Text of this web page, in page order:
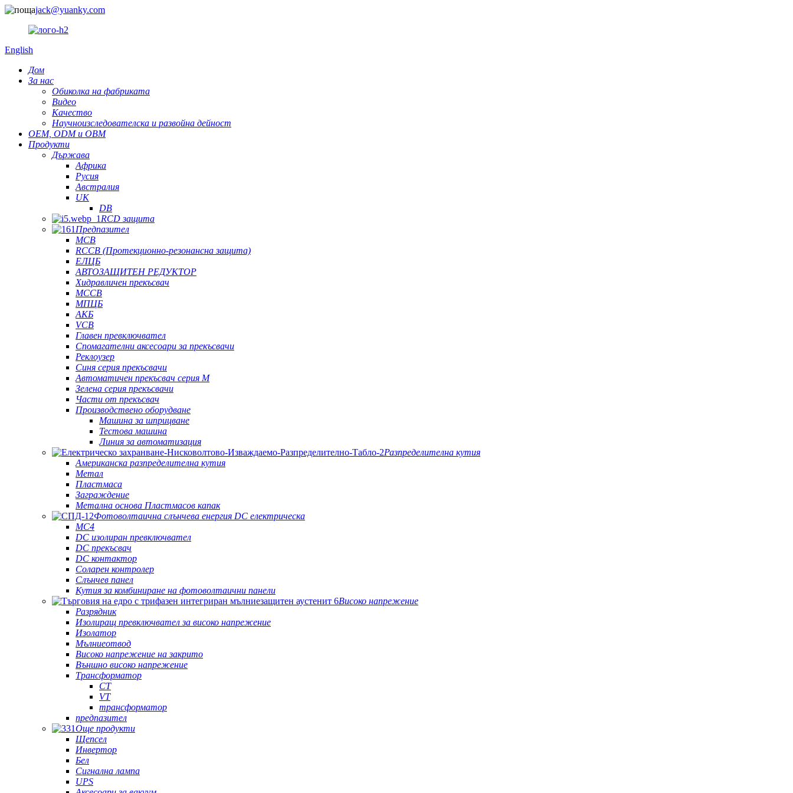
jack@yuanky.com
English
Дом
За нас
Обиколка на фабриката
Видео
Качество
Научноизследователска и развойна дейност
OEM, ODM и OBM
Продукти
Държава
Африка
Русия
Австралия
UK
DB
RCD защита
Предпазител
MCB
RCCB (Протекционно-резонансна защита)
ЕЛЦБ
АВТОЗАЩИТЕН РЕДУКТОР
Хидравличен прекъсвач
MCCB
МПЦБ
АКБ
VCB
Главен превключвател
Спомагателни аксесоари за прекъсвачи
Реклоузер
Синя серия прекъсвачи
Автоматичен прекъсвач серия M
Зелена серия прекъсвачи
Части от прекъсвач
Производствено оборудване
Машина за шприцване
Тестова машина
Линия за автоматизация
Разпределителна кутия
Американска разпределителна кутия
Метал
Пластмаса
Заграждение
Метална основа Пластмасов капак
Фотоволтаична слънчева енергия DC електрическа
MC4
DC изолиран превключвател
DC прекъсвач
DC контактор
Соларен контролер
Слънчев панел
Кутия за комбиниране на фотоволтаични панели
Високо напрежение
Разрядник
Изолиращ превключвател за високо напрежение
Изолатор
Мълниеотвод
Високо напрежение на закрито
Външно високо напрежение
Трансформатор
CT
VT
трансформатор
предпазител
Още продукти
Щепсел
Инвертор
Бел
Сигнална лампа
UPS